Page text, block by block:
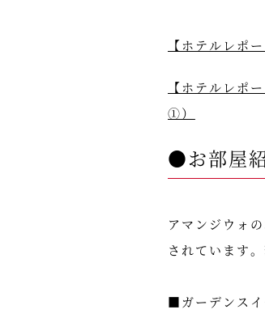
【ホテルレポ
【ホテルレポ
①）
●お部屋
アマンジウォ
されています
■ガーデンスイ